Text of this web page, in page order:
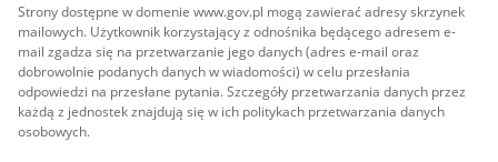
Strony dostępne w domenie www.gov.pl mogą zawierać adresy skrzynek
mailowych. Użytkownik korzystający z odnośnika będącego adresem e-
mail zgadza się na przetwarzanie jego danych (adres e-mail oraz
dobrowolnie podanych danych w wiadomości) w celu przesłania
odpowiedzi na przesłane pytania. Szczegóły przetwarzania danych przez
każdą z jednostek znajdują się w ich politykach przetwarzania danych
osobowych.